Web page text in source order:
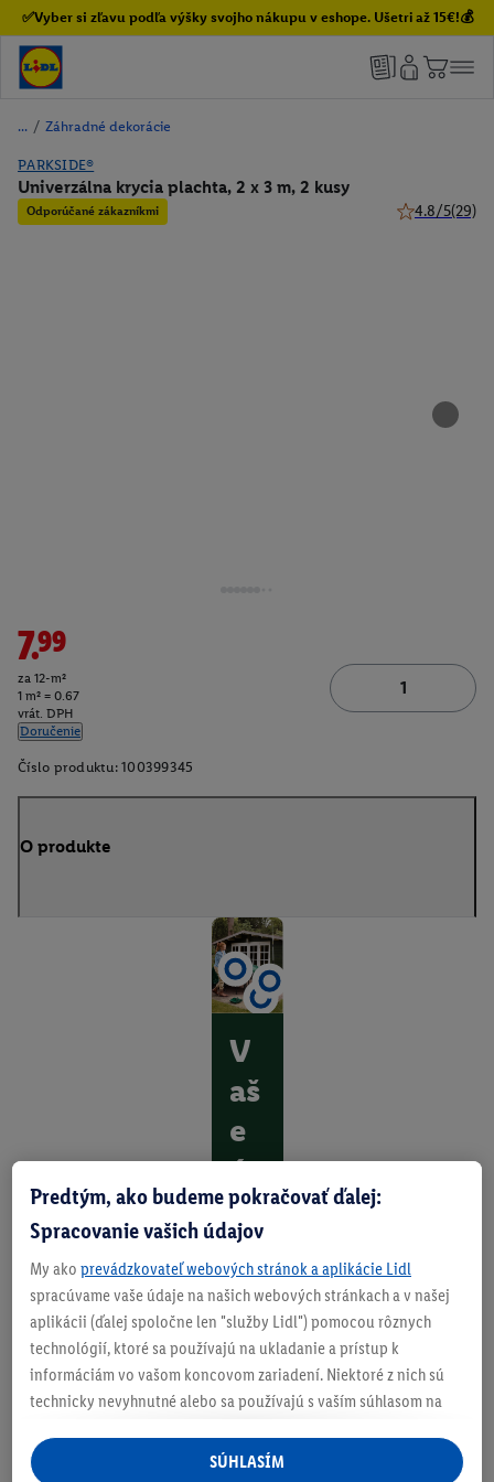
✅Vyber si zľavu podľa výšky svojho nákupu v eshope. Ušetri až 15€!💰
/ Záhradné dekorácie
PARKSIDE®
Univerzálna krycia plachta, 2 x 3 m, 2 kusy
Odporúčané zákazníkmi 4.8/5(29)
7.99
za 12-m²
1 m² = 0.67
vrát. DPH
Doručenie
Číslo produktu: 100399345
O produkte
V
aš
e
út
oč
is
ko
v
ze
le
ni
Predtým, ako budeme pokračovať ďalej:
Spracovanie vašich údajov
My ako prevádzkovateľ webových stránok a aplikácie Lidl
spracúvame vaše údaje na našich webových stránkach a v našej
aplikácii (ďalej spoločne len "služby Lidl") pomocou rôznych
technológií, ktoré sa používajú na ukladanie a prístup k
informáciám vo vašom koncovom zariadení. Niektoré z nich sú
technicky nevyhnutné alebo sa používajú s vaším súhlasom na
personalizovanú reklamu v rámci služieb Lidl aj mimo nich. Ak
SÚHLASÍM